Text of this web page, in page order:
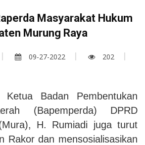
Masyarakat Hukum
Murung Raya
09-27-2022
202
Badan Pembentukan
(Bapemperda) DPRD
H. Rumiadi juga turut
Rakor dan mensosialisasikan